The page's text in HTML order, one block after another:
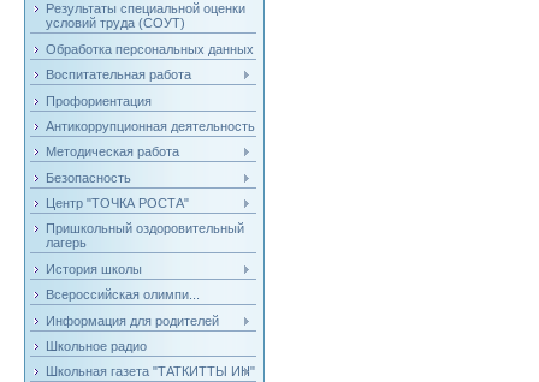
Результаты специальной оценки
условий труда (СОУТ)
Обработка персональных данных
Воспитательная работа
Профориентация
Антикоррупционная деятельность
Методическая работа
Безопасность
Центр "ТОЧКА РОСТА"
Пришкольный оздоровительный
лагерь
История школы
Всероссийская олимпи...
Информация для родителей
Школьное радио
Школьная газета "ТАТКИТТЫ ИН"